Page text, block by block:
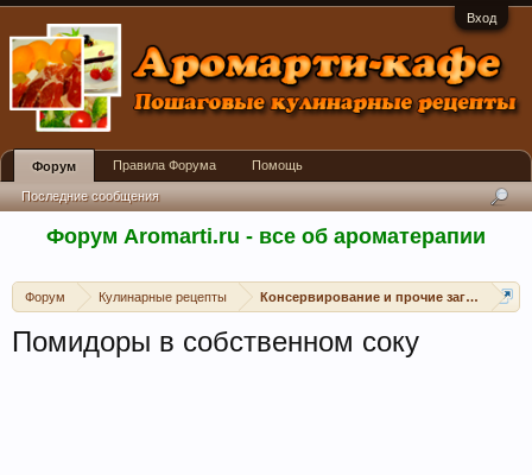
Вход
Форум Aromarti.ru - все об ароматерапии
Форум Кулинарные рецепты Консервирование и прочие заготовки
Помидоры в собственном соку
Форум
Последние сообщения
Правила Форума Помощь